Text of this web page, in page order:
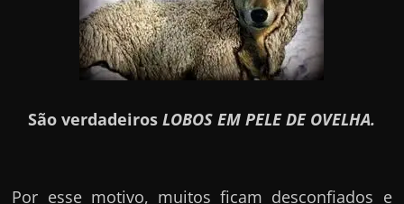
São verdadeirosLOBOS EM PELE DE OVELHA.
Por esse motivo, muitos ficam desconfiados e